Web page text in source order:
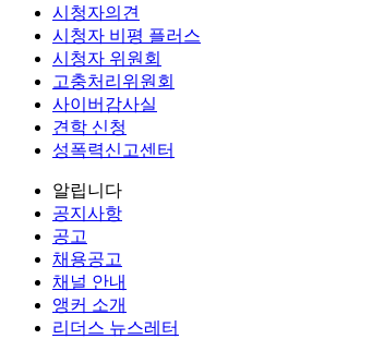
시청자의견
시청자 비평 플러스
시청자 위원회
고충처리위원회
사이버감사실
견학 신청
성폭력신고센터
알립니다
공지사항
공고
채용공고
채널 안내
앵커 소개
리더스 뉴스레터